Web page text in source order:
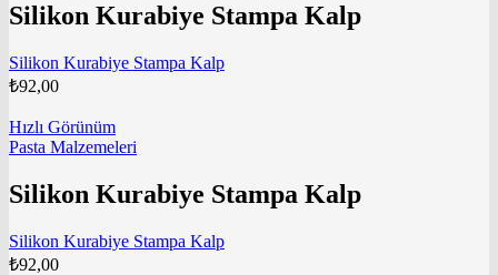
Silikon Kurabiye Stampa Kalp
Silikon Kurabiye Stampa Kalp
₺92,00
Hızlı Görünüm
Pasta Malzemeleri
Silikon Kurabiye Stampa Kalp
Silikon Kurabiye Stampa Kalp
₺92,00